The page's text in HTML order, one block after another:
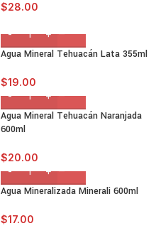
$28.00
Agua Mineral Tehuacán Lata 355ml
$19.00
Agua Mineral Tehuacán Naranjada
600ml
$20.00
Agua Mineralizada Minerali 600ml
$17.00